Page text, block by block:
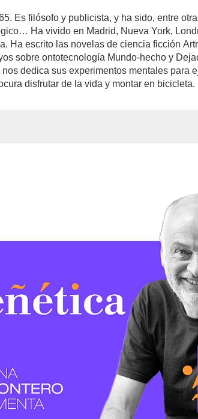
Es filósofo y publicista, y ha sido, entre
Ha vivido en Madrid, Nueva York,
Ha escrito las novelas de ciencia ficción
sobre ontotecnología Mundo-hecho y
dedica sus experimentos mentales para
disfrutar de la vida y montar en bicicleta.